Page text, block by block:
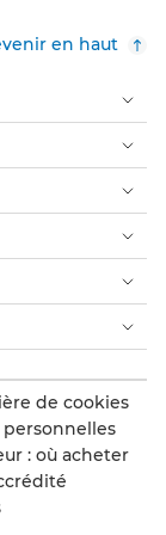
en haut
de cookies
: où acheter